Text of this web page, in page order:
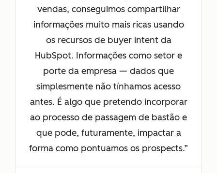
vendas, conseguimos compartilhar
informações muito mais ricas usando
os recursos de buyer intent da
HubSpot. Informações como setor e
porte da empresa — dados que
simplesmente não tínhamos acesso
antes. É algo que pretendo incorporar
ao processo de passagem de bastão e
que pode, futuramente, impactar a
forma como pontuamos os prospects.